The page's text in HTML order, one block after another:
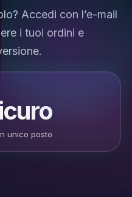
Accedi con l’e-mail
i tuoi ordini e
unico posto